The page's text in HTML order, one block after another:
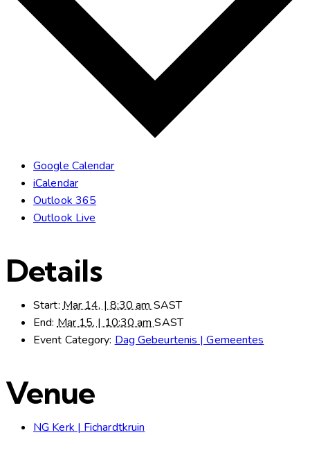
Google Calendar
iCalendar
Outlook 365
Outlook Live
Details
Start: Mar 14, | 8:30 amSAST
End: Mar 15, | 10:30 amSAST
Event Category: Dag Gebeurtenis | Gemeentes
Venue
NG Kerk | Fichardtkruin